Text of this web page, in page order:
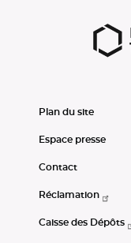
Plan du site
Espace presse
Contact
Réclamation
Caisse des Dépôts